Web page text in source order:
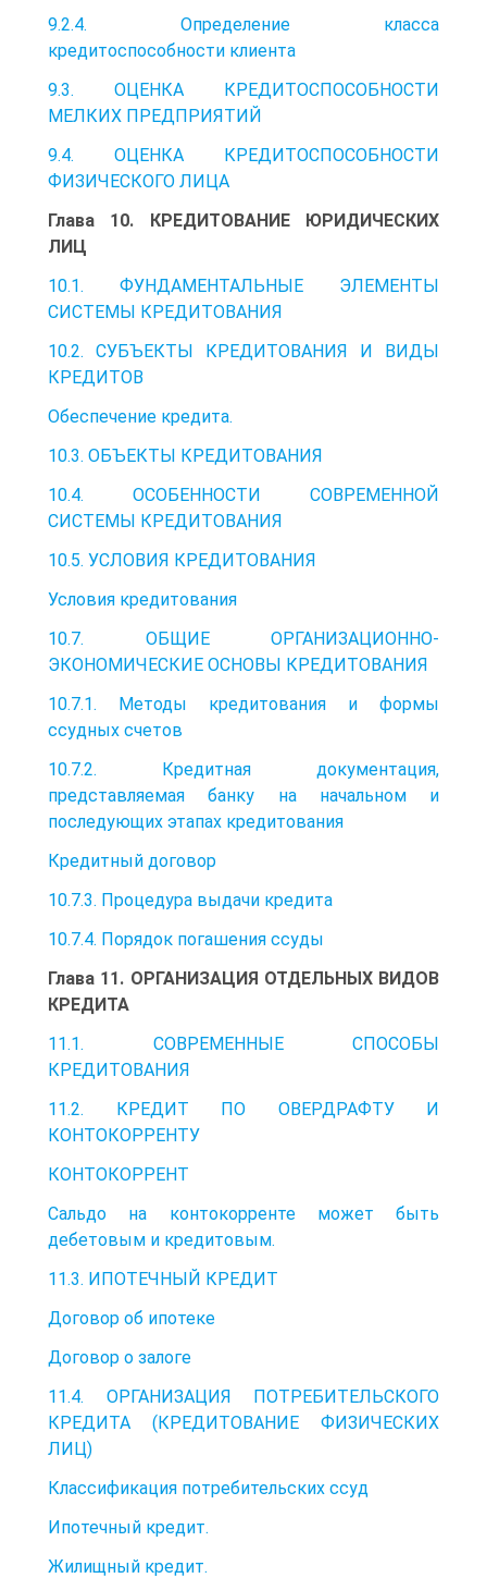
9.2.4. Определение класса
кредитоспособности клиента
9.3. ОЦЕНКА КРЕДИТОСПОСОБНОСТИ
МЕЛКИХ ПРЕДПРИЯТИЙ
9.4. ОЦЕНКА КРЕДИТОСПОСОБНОСТИ
ФИЗИЧЕСКОГО ЛИЦА
Глава 10. КРЕДИТОВАНИЕ ЮРИДИЧЕСКИХ
ЛИЦ
10.1. ФУНДАМЕНТАЛЬНЫЕ ЭЛЕМЕНТЫ
СИСТЕМЫ КРЕДИТОВАНИЯ
10.2. СУБЪЕКТЫ КРЕДИТОВАНИЯ И ВИДЫ
КРЕДИТОВ
Обеспечение кредита.
10.3. ОБЪЕКТЫ КРЕДИТОВАНИЯ
10.4. ОСОБЕННОСТИ СОВРЕМЕННОЙ
СИСТЕМЫ КРЕДИТОВАНИЯ
10.5. УСЛОВИЯ КРЕДИТОВАНИЯ
Условия кредитования
10.7. ОБЩИЕ ОРГАНИЗАЦИОННО-
ЭКОНОМИЧЕСКИЕ ОСНОВЫ КРЕДИТОВАНИЯ
10.7.1. Методы кредитования и формы
ссудных счетов
10.7.2. Кредитная документация,
представляемая банку на начальном и
последующих этапах кредитования
Кредитный договор
10.7.3. Процедура выдачи кредита
10.7.4. Порядок погашения ссуды
Глава 11. ОРГАНИЗАЦИЯ ОТДЕЛЬНЫХ ВИДОВ
КРЕДИТА
11.1. СОВРЕМЕННЫЕ СПОСОБЫ
КРЕДИТОВАНИЯ
11.2. КРЕДИТ ПО ОВЕРДРАФТУ И
КОНТОКОРРЕНТУ
КОНТОКОРРЕНТ
Сальдо на контокорренте может быть
дебетовым и кредитовым.
11.3. ИПОТЕЧНЫЙ КРЕДИТ
Договор об ипотеке
Договор о залоге
11.4. ОРГАНИЗАЦИЯ ПОТРЕБИТЕЛЬСКОГО
КРЕДИТА (КРЕДИТОВАНИЕ ФИЗИЧЕСКИХ
ЛИЦ)
Классификация потребительских ссуд
Ипотечный кредит.
Жилищный кредит.